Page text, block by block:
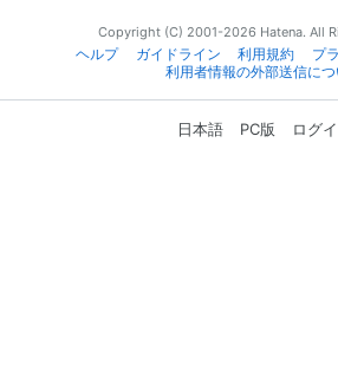
Copyright (C) 2001-2026 Hatena. All
ヘルプ
ガイドライン 利用規約
プ
利用者情報の外部送信につ
日本語 PC版 ログ